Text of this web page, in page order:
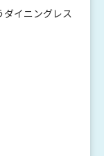
ダイニングレス